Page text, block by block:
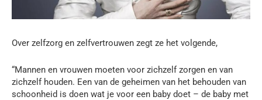
Over zelfzorg en zelfvertrouwen zegt ze het volgende,
“Mannen en vrouwen moeten voor zichzelf zorgen en van
zichzelf houden. Een van de geheimen van het behouden van
schoonheid is doen wat je voor een baby doet – de baby met